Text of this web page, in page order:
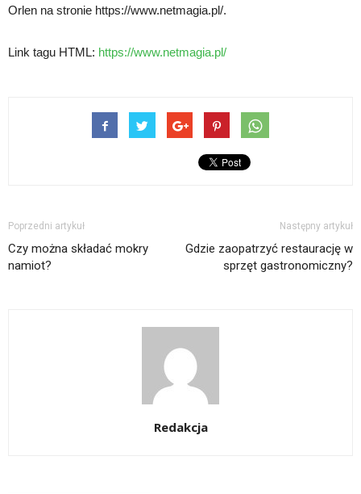
Orlen na stronie https://www.netmagia.pl/.
Link tagu HTML: https://www.netmagia.pl/
Poprzedni artykuł
Czy można składać mokry
namiot?
Następny artykuł
Gdzie zaopatrzyć restaurację w
sprzęt gastronomiczny?
Redakcja